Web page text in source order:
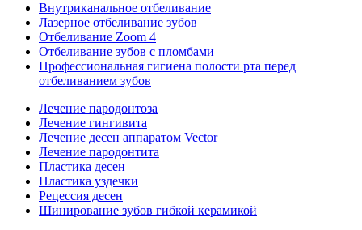
Внутриканальное отбеливание
Лазерное отбеливание зубов
Отбеливание Zoom 4
Отбеливание зубов с пломбами
Профессиональная гигиена полости рта перед
отбеливанием зубов
Лечение пародонтоза
Лечение гингивита
Лечение десен аппаратом Vector
Лечение пародонтита
Пластика десен
Пластика уздечки
Рецессия десен
Шинирование зубов гибкой керамикой